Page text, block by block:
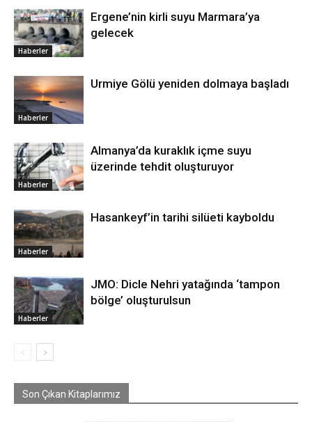
Haberler
Ergene’nin kirli suyu Marmara’ya
gelecek
Haberler
Urmiye Gölü yeniden dolmaya başladı
Haberler
Almanya’da kuraklık içme suyu
üzerinde tehdit oluşturuyor
Haberler
Hasankeyf’in tarihi silüeti kayboldu
Haberler
JMO: Dicle Nehri yatağında ‘tampon
bölge’ oluşturulsun
Son Çıkan Kitaplarımız